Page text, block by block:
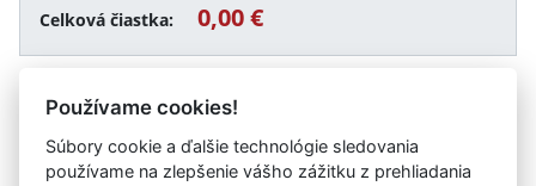
Celková čiastka: 0,00 €
Používame cookies!
Súbory cookie a ďalšie technológie sledovania
používame na zlepšenie vášho zážitku z prehliadania